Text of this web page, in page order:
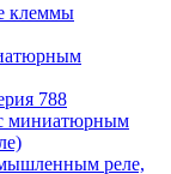
клеммы
788
миниатюрным
реле,